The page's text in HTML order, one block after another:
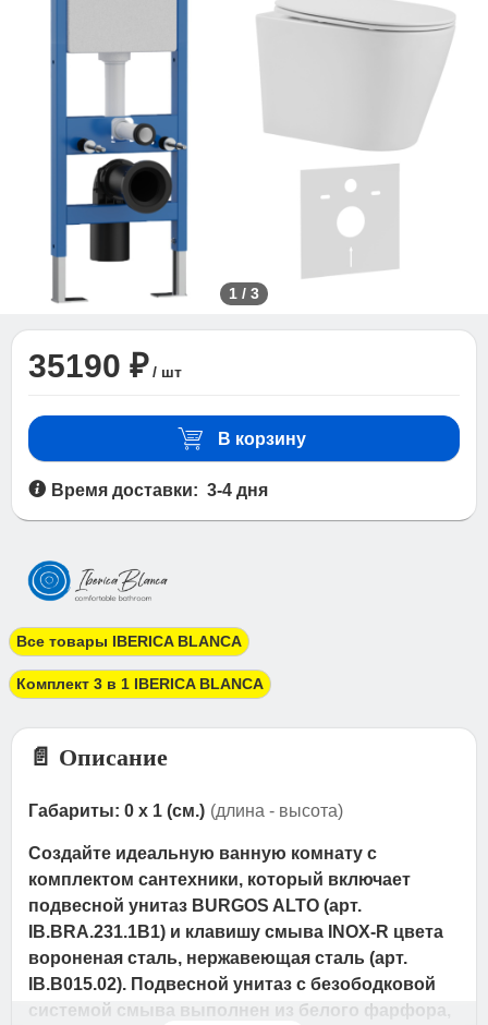
1 / 3
35190 ₽ / шт
В корзину
Время доставки: 3-4 дня
Все товары IBERICA BLANCA
Комплект 3 в 1 IBERICA BLANCA
📄 Описание
Габариты: 0 x 1 (см.) (длина - высота)
Создайте идеальную ванную комнату с
комплектом сантехники, который включает
подвесной унитаз BURGOS ALTO (арт.
IB.BRA.231.1B1) и клавишу смыва INOX-R цвета
вороненая сталь, нержавеющая сталь (арт.
IB.B015.02). Подвесной унитаз с безободковой
системой смыва выполнен из белого фарфора,